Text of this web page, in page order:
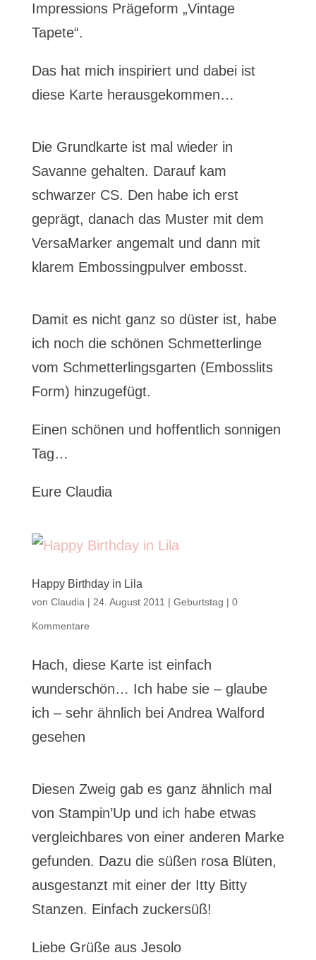
Impressions Prägeform „Vintage
Tapete“.
Das hat mich inspiriert und dabei ist
diese Karte herausgekommen…
Die Grundkarte ist mal wieder in
Savanne gehalten. Darauf kam
schwarzer CS. Den habe ich erst
geprägt, danach das Muster mit dem
VersaMarker angemalt und dann mit
klarem Embossingpulver embosst.
Damit es nicht ganz so düster ist, habe
ich noch die schönen Schmetterlinge
vom Schmetterlingsgarten (Embosslits
Form) hinzugefügt.
Einen schönen und hoffentlich sonnigen
Tag…
Eure Claudia
Happy Birthday in Lila
von Claudia | 24. August 2011 | Geburtstag | 0
Kommentare
Hach, diese Karte ist einfach
wunderschön… Ich habe sie – glaube
ich – sehr ähnlich bei Andrea Walford
gesehen
Diesen Zweig gab es ganz ähnlich mal
von Stampin’Up und ich habe etwas
vergleichbares von einer anderen Marke
gefunden. Dazu die süßen rosa Blüten,
ausgestanzt mit einer der Itty Bitty
Stanzen. Einfach zuckersüß!
Liebe Grüße aus Jesolo